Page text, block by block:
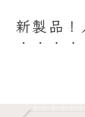
新製品